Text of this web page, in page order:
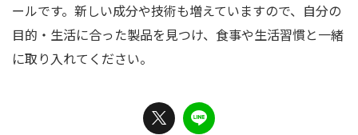
ールです。新しい成分や技術も増えていますので、自分の
目的・生活に合った製品を見つけ、食事や生活習慣と一緒
に取り入れてください。